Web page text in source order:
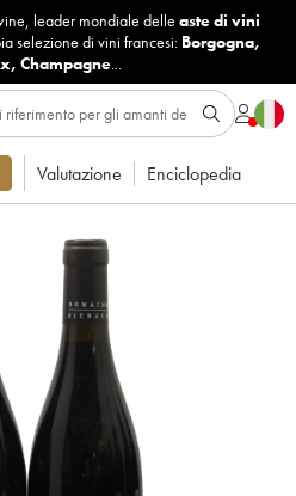
leader mondiale delle aste di vini
selezione di vini francesi: Borgogna,
, Champagne...
Valutazione Enciclopedia